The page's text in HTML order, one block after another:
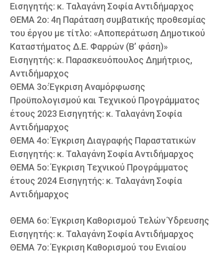
Εισηγητής: κ. Ταλαγάνη Σοφία Αντιδήμαρχος
ΘΕΜΑ 2ο: 4η Παράταση συμβατικής προθεσμίας
του έργου με τίτλο: «Αποπεράτωση Δημοτικού
Καταστήματος Δ.Ε. Φαρρών (Β’ φάση)»
Εισηγητής: κ. Παρασκευόπουλος Δημήτριος,
Αντιδήμαρχος
ΘΕΜΑ 3ο:Έγκριση Αναμόρφωσης
Προϋπολογισμού και Τεχνικού Προγράμματος
έτους 2023 Εισηγητής: κ. Ταλαγάνη Σοφία
Αντιδήμαρχος
ΘΕΜΑ 4ο: Έγκριση Διαγραφής Παραστατικών
Εισηγητής: κ. Ταλαγάνη Σοφία Αντιδήμαρχος
ΘΕΜΑ 5ο: Έγκριση Τεχνικού Προγράμματος
έτους 2024 Εισηγητής: κ. Ταλαγάνη Σοφία
Αντιδήμαρχος
ΘΕΜΑ 6ο: Έγκριση Καθορισμού Τελών Ύδρευσης
Εισηγητής: κ. Ταλαγάνη Σοφία Αντιδήμαρχος
ΘΕΜΑ 7ο: Έγκριση Καθορισμού του Ενιαίου